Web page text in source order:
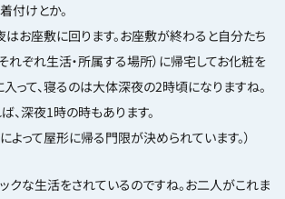
付けとか。
はお座敷に回ります。お座敷が終わると自分たち
れぞれ生活・所属する場所）に帰宅してお化粧を
入って、寝るのは大体深夜の2時頃になりますね。
、深夜1時の時もあります。
よって屋形に帰る門限が決められています。）
な生活をされているのですね。お二人がこれま